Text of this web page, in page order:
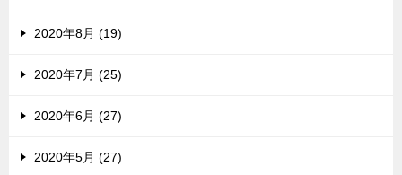
2020年8月 (19)
2020年7月 (25)
2020年6月 (27)
2020年5月 (27)